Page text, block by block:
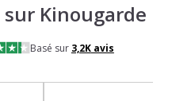
sur Kinougarde
Basé sur 3,2Kavis